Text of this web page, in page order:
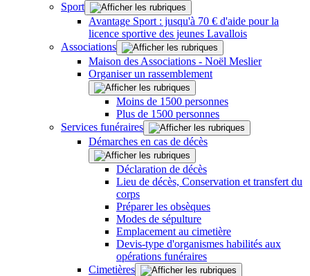
Sport
Avantage Sport : jusqu'à 70 € d'aide pour la
licence sportive des jeunes Lavallois
Associations
Maison des Associations - Noël Meslier
Organiser un rassemblement
Moins de 1500 personnes
Plus de 1500 personnes
Services funéraires
Démarches en cas de décès
Déclaration de décès
Lieu de décès, Conservation et transfert du
corps
Préparer les obsèques
Modes de sépulture
Emplacement au cimetière
Devis-type d'organismes habilités aux
opérations funéraires
Cimetières